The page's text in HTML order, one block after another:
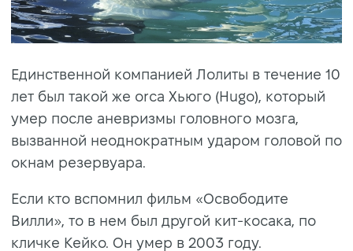
Единственной компанией Лолиты в течение 10
лет был такой же orca Хьюго (Hugo), который
умер после аневризмы головного мозга,
вызванной неоднократным ударом головой по
окнам резервуара.
Если кто вспомнил фильм «Освободите
Вилли», то в нем был другой кит-косака, по
кличке Кейко. Он умер в 2003 году.